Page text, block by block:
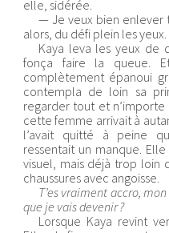
elle, sidérée.
— Je veux bien enlever
alors, du défi plein les yeux.
Kaya leva les yeux de
fonça faire la queue.
complètement épanoui
contempla de loin sa
regarder tout et
cette femme arrivait à
l’avait quitté à peine
ressentait un manque.
visuel, mais déjà trop loin
chaussures avec angoisse.
T’es vraiment accro,
que je vais devenir ?
Lorsque Kaya revint